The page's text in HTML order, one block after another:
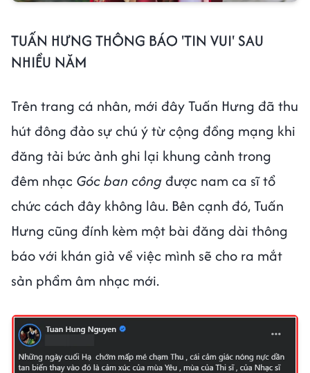
TUẤN HƯNG THÔNG BÁO 'TIN VUI' SAU
NHIỀU NĂM
Trên trang cá nhân, mới đây Tuấn Hưng đã thu
hút đông đảo sự chú ý từ cộng đồng mạng khi
đăng tải bức ảnh ghi lại khung cảnh trong
đêm nhạc Góc ban côngđược nam ca sĩ tổ
chức cách đây không lâu. Bên cạnh đó, Tuấn
Hưng cũng đính kèm một bài đăng dài thông
báo với khán giả về việc mình sẽ cho ra mắt
sản phẩm âm nhạc mới.